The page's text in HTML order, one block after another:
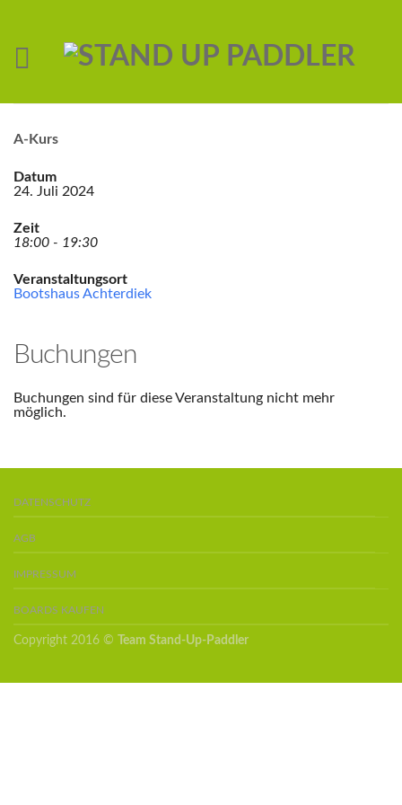
A-Kurs
Datum
24. Juli 2024
Zeit
18:00 - 19:30
Veranstaltungsort
Bootshaus Achterdiek
Buchungen
Buchungen sind für diese Veranstaltung nicht mehr
möglich.
DATENSCHUTZ
AGB
IMPRESSUM
BOARDS KAUFEN
Copyright 2016 © Team Stand-Up-Paddler